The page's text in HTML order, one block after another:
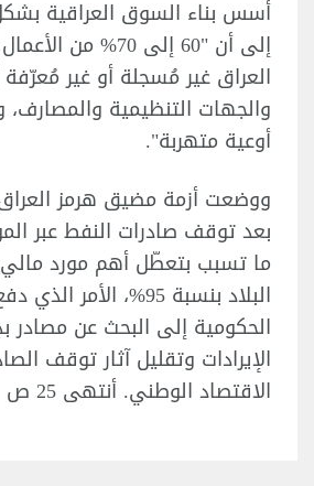
أسس بناء السوق العراقية
إلى أن "60 إلى 70%
العراق غير مُسجلة أو غير مُعرّفة
والجهات التنظيمية والمصارف،
أوعية متهربة".
ووضعت أزمة مضيق هرمز
بعد توقف صادرات النفط عبر
ما تسبب بتعطّل أهم مورد
البلاد بنسبة 95%، الأمر
الحكومية إلى البحث عن مصادر
الإيرادات وتقليل آثار توقف
الاقتصاد الوطني. أنتهى 25 ص